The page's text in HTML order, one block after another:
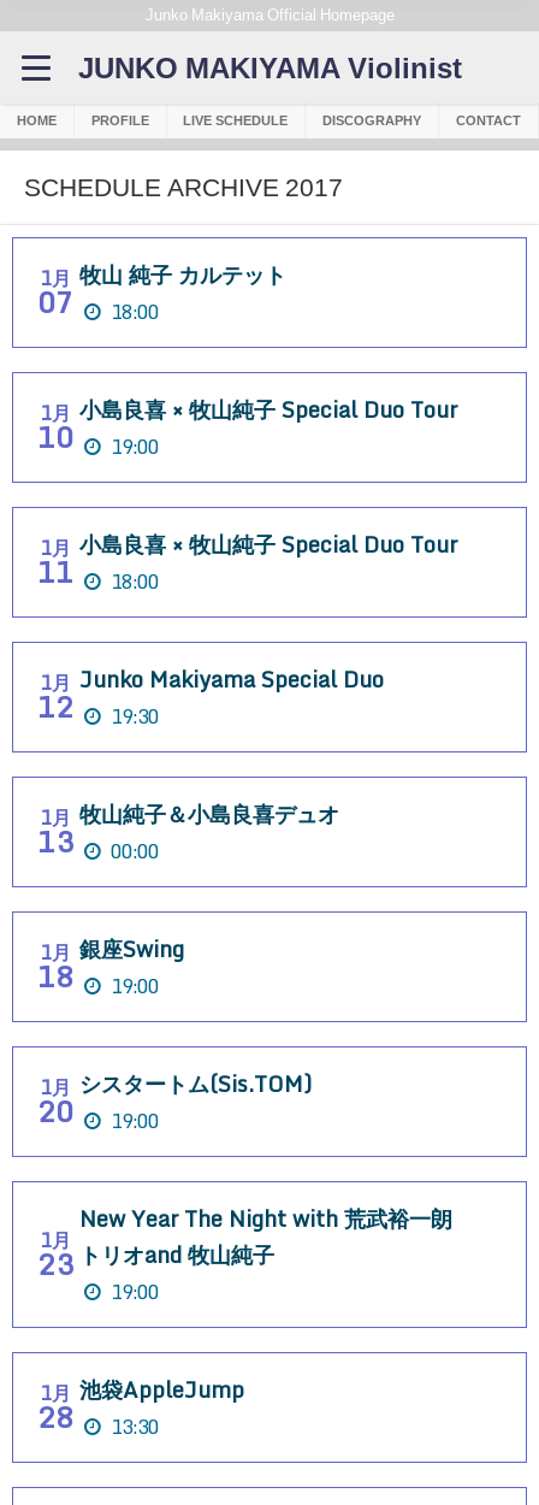
Junko Makiyama Official Homepage
JUNKO MAKIYAMA Violinist
HOME PROFILE LIVE SCHEDULE DISCOGRAPHY CONTACT
SCHEDULE ARCHIVE 2017
1月
07
牧山 純子 カルテット
18:00
1月
10
小島良喜 × 牧山純子 Special Duo Tour
19:00
1月
11
小島良喜 × 牧山純子 Special Duo Tour
18:00
1月
12
Junko Makiyama Special Duo
19:30
1月
13
牧山純子＆小島良喜デュオ
00:00
1月
18
銀座Swing
19:00
1月
20
シスタートム(Sis.TOM)
19:00
1月
23
New Year The Night with 荒武裕一朗
トリオand 牧山純子
19:00
1月
28
池袋AppleJump
13:30